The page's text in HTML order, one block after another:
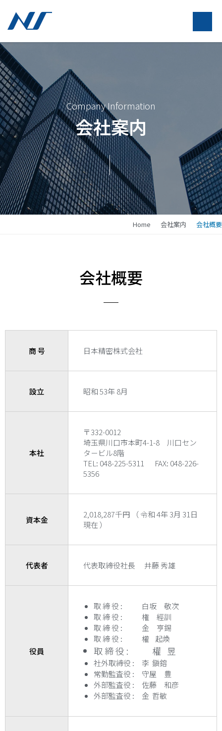
Company Information
会社案内
Home 会社案内 会社概要
会社概要
商 号 日本精密株式会社
設立 昭和 53年 8月
本社
〒332-0012
埼玉県川口市本町4-1-8 川口セン
タ－ビル8階
TEL: 048-225-5311 FAX: 048-226-
5356
資本金
2,018,287千円 （ 令和 4年 3月 31日
現在 ）
代表者 代表取締役社長 井藤 秀雄
役員
取 締 役 : 白坂 敬次
取 締 役 : 権 經訓
取 締 役 : 金 亨錫
取 締 役 : 權 起煥
取 締 役 : 權 昱
社外取締役 : 李 鎭鎔
常勤監査役 : 守屋 豊
外部監査役 : 佐藤 和彦
外部監査役 : 金 哲敏